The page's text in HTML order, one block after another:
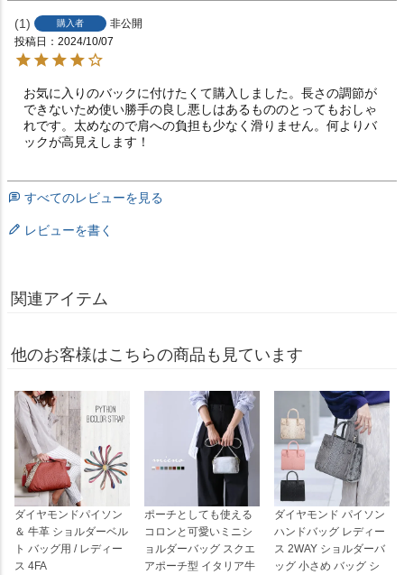
1 購入者
非公開
投稿日
2024/10/07
お気に入りのバックに付けたくて購入しました。長さの調節が
できないため使い勝手の良し悪しはあるもののとってもおしゃ
れです。太めなので肩への負担も少なく滑りません。何よりバ
ックが高見えします！
すべてのレビューを見る
レビューを書く
関連アイテム
他のお客様はこちらの商品も見ています
ダイヤモンドパイソン
＆ 牛革 ショルダーベル
ト バッグ用 / レディー
ス 4FA
ポーチとしても使える
コロンと可愛いミニシ
ョルダーバッグ スクエ
アポーチ型 イタリア牛
ダイヤモンド パイソン
ハンドバッグ レディー
ス 2WAY ショルダーバ
ッグ 小さめ バッグ シ